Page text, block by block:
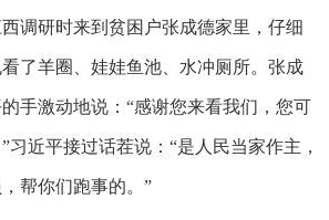
调研时来到贫困户张成德家里，仔细
了羊圈、娃娃鱼池、水冲厕所。张成
手激动地说：“感谢您来看我们，您可
习近平接过话茬说：“是人民当家作主，
帮你们跑事的。”